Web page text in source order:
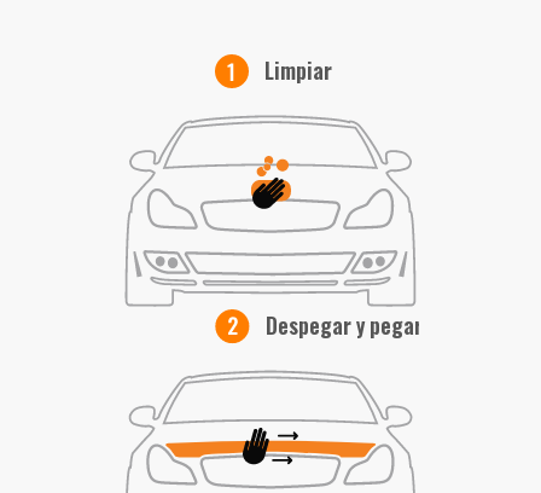
Limpiar
Despegar y pegar